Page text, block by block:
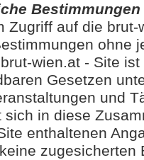
Bestimmungen
Zugriff auf die
ohne
wien.at - Site
Gesetzen
und
sich in diese
enthaltenen
zugesicherten